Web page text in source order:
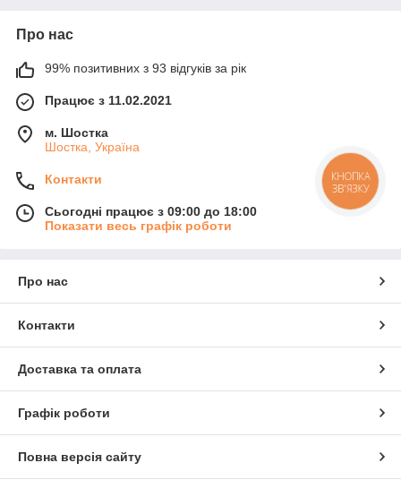
Про нас
99% позитивних з 93 відгуків за рік
Працює з 11.02.2021
м. Шостка
Шостка, Україна
Контакти
Сьогодні працює з 09:00 до 18:00
Показати весь графік роботи
Про нас
Контакти
Доставка та оплата
Графік роботи
Повна версія сайту
КНОПКА
ЗВ'ЯЗКУ